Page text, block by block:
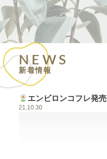
NEWS
新着情報
エンビロンコフレ発売
21.10.30